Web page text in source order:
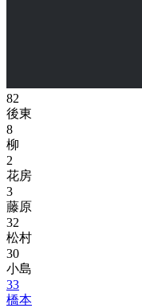
82
後東
8
柳
2
花房
3
藤原
32
松村
30
小島
33
橋本